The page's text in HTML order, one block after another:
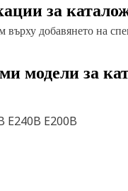
за
добавянето на
модели за
E240B E200B